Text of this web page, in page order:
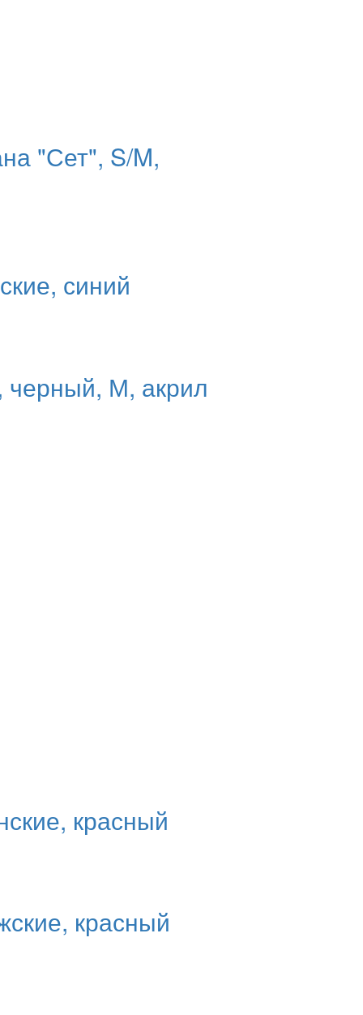
"Сет", S/M,
синий
черный, М, акрил
красный
красный